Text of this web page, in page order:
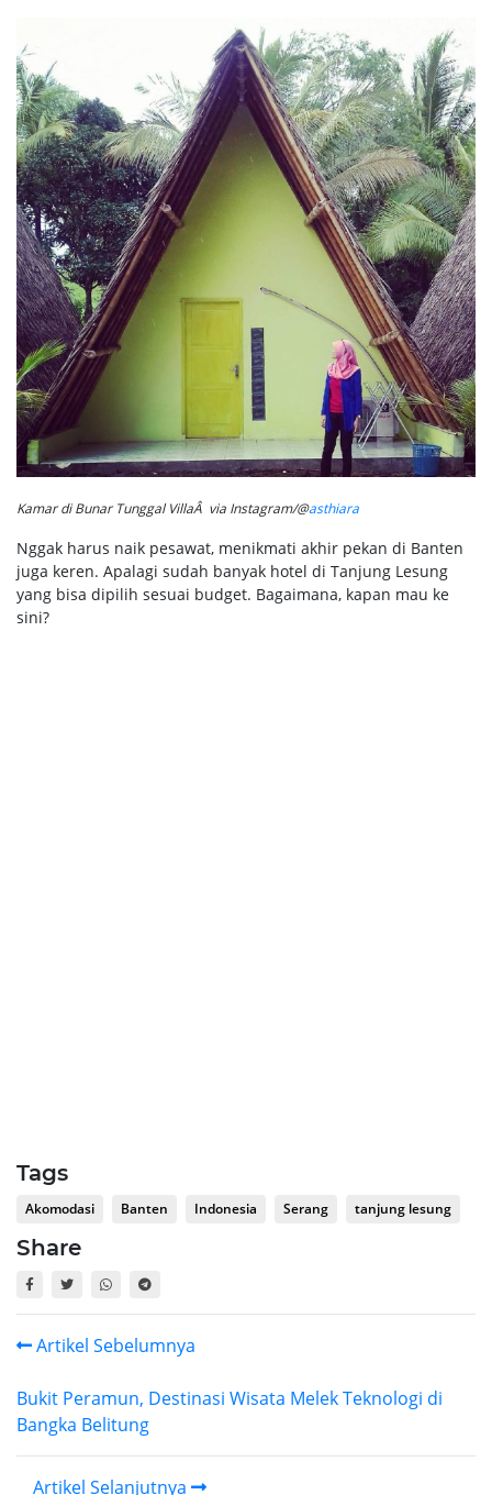
Kamar di Bunar Tunggal VillaÂ via Instagram/@asthiara
Nggak harus naik pesawat, menikmati akhir pekan di Banten
juga keren. Apalagi sudah banyak hotel di Tanjung Lesung
yang bisa dipilih sesuai budget. Bagaimana, kapan mau ke
sini?
Tags
Akomodasi Banten Indonesia Serang tanjung lesung
Share
Artikel Sebelumnya
Bukit Peramun, Destinasi Wisata Melek Teknologi di
Bangka Belitung
Artikel Selanjutnya